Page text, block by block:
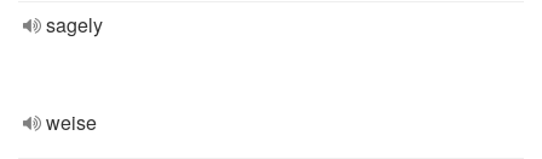
sagely
weise